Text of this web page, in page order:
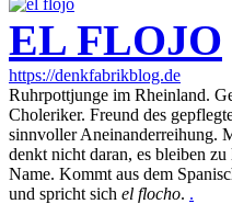
EL FLOJO
https://denkfabrikblog.de
Ruhrpottjunge im Rheinland.
Choleriker. Freund des
sinnvoller Aneinanderreihung.
denkt nicht daran, es bleiben
Name. Kommt aus dem
und spricht sich el flocho. .